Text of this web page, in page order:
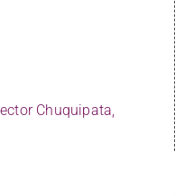
Chuquipata,